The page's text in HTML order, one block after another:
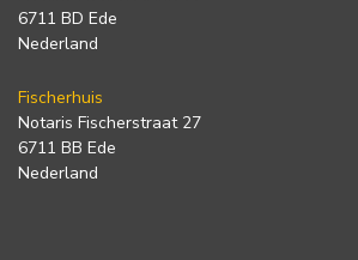
6711 BD Ede
Nederland
Fischerhuis
Notaris Fischerstraat 27
6711 BB Ede
Nederland